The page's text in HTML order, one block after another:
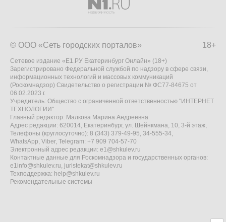
18+
© ООО «Сеть городских порталов»
Сетевое издание «Е1.РУ Екатеринбург Онлайн» (18+)
Зарегистрировано Федеральной службой по надзору в сфере связи,
информационных технологий и массовых коммуникаций
(Роскомнадзор) Свидетельство о регистрации № ФС77-84675 от
06.02.2023 г.
Учредитель: Общество с ограниченной ответственностью "ИНТЕРНЕТ
ТЕХНОЛОГИИ"
Главный редактор: Малкова Марина Андреевна
Адрес редакции: 620014, Екатеринбург, ул. Шейнкмана, 10, 3-й этаж,
Телефоны (круглосуточно): 8 (343) 379-49-95, 34-555-34,
WhatsApp, Viber, Telegram: +7 909 704-57-70
Электронный адрес редакции: e1@shkulev.ru
Контактные данные для Роскомнадзора и государственных органов:
e1info@shkulev.ru, juristekat@shkulev.ru
Техподдержка: help@shkulev.ru
Рекомендательные системы